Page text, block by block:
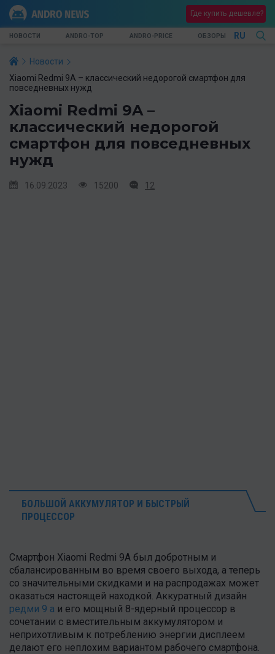
Где купить дешевле?
НОВОСТИ ANDRO-TOP ANDRO-PRICE ОБЗОРЫ RU
Новости
Xiaomi Redmi 9A – классический недорогой смартфон для
повседневных нужд
Xiaomi Redmi 9A –
классический недорогой
смартфон для повседневных
нужд
16.09.2023 15200 12
БОЛЬШОЙ АККУМУЛЯТОР И БЫСТРЫЙ
ПРОЦЕССОР
Смартфон Xiaomi Redmi 9A был добротным и
сбалансированным во время своего выхода, а теперь
со значительными скидками и на распродажах может
оказаться настоящей находкой. Аккуратный дизайн
редми 9 а и его мощный 8-ядерный процессор в
сочетании с вместительным аккумулятором и
неприхотливым к потреблению энергии дисплеем
делают его неплохим вариантом рабочего смартфона.